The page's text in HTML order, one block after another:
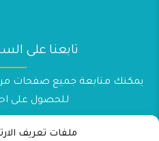
ملفات تعريف
تابعنا على
يمكنك متابعة جميع صفحات
للحصول على